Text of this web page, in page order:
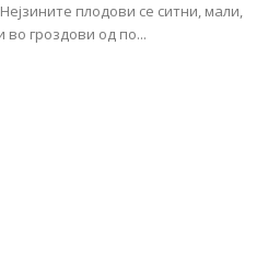
плодови се ситни, мали,
гроздови од по...